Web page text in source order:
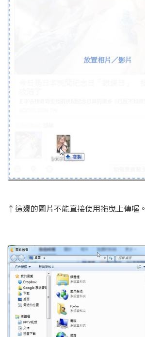
↑這邊的圖片不能直接使用拖曳上傳喔。